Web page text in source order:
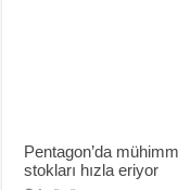
Pentagon’da
stokları hızla eriyor